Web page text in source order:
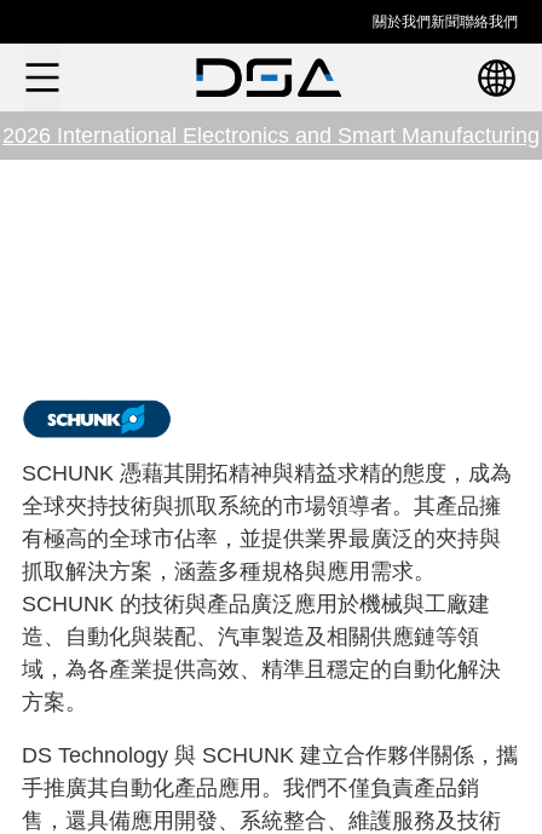
關於我們新聞聯絡我們
2026 International Electronics and Smart Manufacturing
SCHUNK 憑藉其開拓精神與精益求精的態度，成為
全球夾持技術與抓取系統的市場領導者。其產品擁
有極高的全球市佔率，並提供業界最廣泛的夾持與
抓取解決方案，涵蓋多種規格與應用需求。
SCHUNK 的技術與產品廣泛應用於機械與工廠建
造、自動化與裝配、汽車製造及相關供應鏈等領
域，為各產業提供高效、精準且穩定的自動化解決
方案。​
DS Technology 與 SCHUNK 建立合作夥伴關係，攜
手推廣其自動化產品應用。我們不僅負責產品銷
售，還具備應用開發、系統整合、維護服務及技術